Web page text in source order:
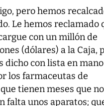
pero hemos
Le hemos reclamado
con un millón de
(dólares) a la Caja,
dicho con lista en
los farmaceutas de
tienen meses que
falta unos aparatos;